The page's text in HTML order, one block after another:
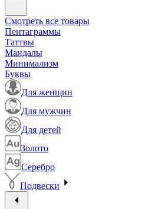
Смотреть все товары
Пентаграммы
Таттвы
Мандалы
Минимализм
Буквы
Для женщин
Для мужчин
Для детей
Золото
Серебро
Подвески